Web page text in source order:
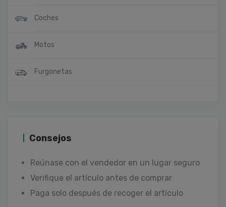
Coches
Motos
Furgonetas
Consejos
Reúnase con el vendedor en un lugar seguro
Verifique el artículo antes de comprar
Paga solo después de recoger el artículo